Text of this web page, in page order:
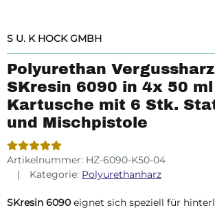
S U. K HOCK GMBH
Polyurethan
SKresin 6090 in 4x 50 ml
Kartusche mit 6 Stk.
und Mischpistole
Artikelnummer: HZ-6090-K50-04
Kategorie: Polyurethanharz
SKresin 6090 eignet sich speziell für